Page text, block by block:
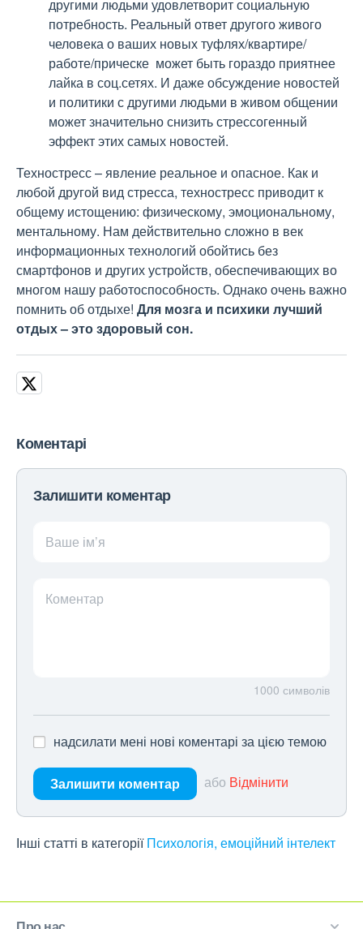
другими людьми удовлетворит социальную
потребность. Реальный ответ другого живого
человека о ваших новых туфлях/квартире/
работе/прическе может быть гораздо приятнее
лайка в соц.сетях. И даже обсуждение новостей
и политики с другими людьми в живом общении
может значительно снизить стрессогенный
эффект этих самых новостей.
Техностресс – явление реальное и опасное. Как и
любой другой вид стресса, техностресс приводит к
общему истощению: физическому, эмоциональному,
ментальному. Нам действительно сложно в век
информационных технологий обойтись без
смартфонов и других устройств, обеспечивающих во
многом нашу работоспособность. Однако очень важно
помнить об отдыхе! Для мозга и психики лучший
отдых – это здоровый сон.
Коментарі
Залишити коментар
Ваше ім’я
Коментар
1000 символів
надсилати мені нові коментарі за цією темою
Залишити коментар або Відмінити
Інші статті в категорії Психологія, емоційний інтелект